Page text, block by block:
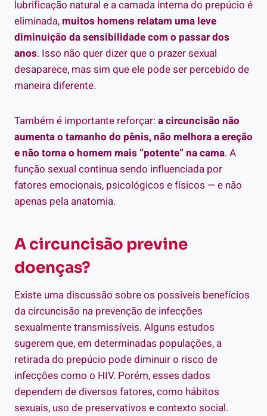
lubrificação natural e a camada interna do prepúcio é
eliminada,muitos homens relatam uma leve
diminuição da sensibilidade com o passar dos
anos. Isso não quer dizer que o prazer sexual
desaparece, mas sim que ele pode ser percebido de
maneira diferente.
Também é importante reforçar: a circuncisão não
aumenta o tamanho do pênis, não melhora a ereção
e não torna o homem mais “potente” na cama. A
função sexual continua sendo influenciada por
fatores emocionais, psicológicos e físicos — e não
apenas pela anatomia.
A circuncisão previne
doenças?
Existe uma discussão sobre os possíveis benefícios
da circuncisão na prevenção de infecções
sexualmente transmissíveis. Alguns estudos
sugerem que, em determinadas populações, a
retirada do prepúcio pode diminuir o risco de
infecções como o HIV. Porém, esses dados
dependem de diversos fatores, como hábitos
sexuais, uso de preservativos e contexto social.